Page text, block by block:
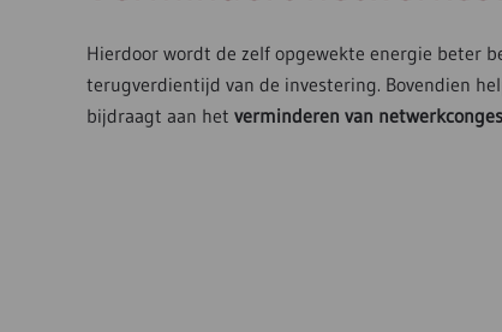
Hierdoor wordt de zelf opgewekte energie beter
terugverdientijd van de investering. Bovendien
bijdraagt aan het verminderen van